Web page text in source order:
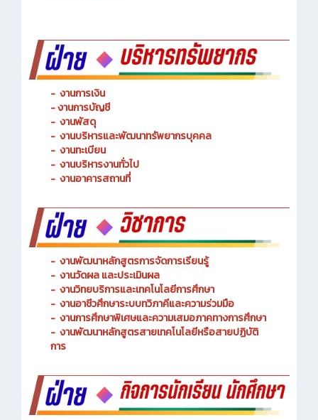
- งานการเงิน
-งานการบัญชี
- งานพัสดุ
- งานบริหารและพัฒนาทรัพยากรบุคคล
- งานทะเบียน
- งานบริหารงานทั่วไป
- งานอาคารสถานที่
- งานพัฒนาหลักสูตรการจัดการเรียนรู้
- งานวัดผล และประเมินผล
- งานวิทยบริการและเทคโนโลยีการศึกษา
- งานอาชีวศึกษาระบบทวิภาคีและความร่วมมือ
- งานการศึกษาพิเศษและความเสมอภาคทางการศึกษา
- งานพัฒนาหลักสูตรสายเทคโนโลยีหรือสายปฏิบัติ
การ